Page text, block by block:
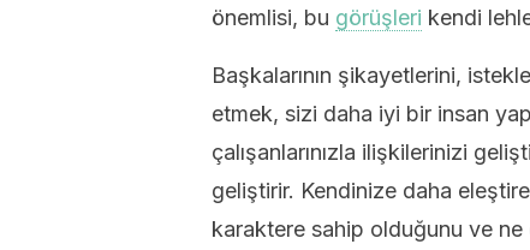
önemlisi, bu görüşleri kendi
Başkalarının şikayetlerini,
etmek, sizi daha iyi bir insan
çalışanlarınızla ilişkilerinizi
geliştirir. Kendinize daha
karaktere sahip olduğunu ve ne